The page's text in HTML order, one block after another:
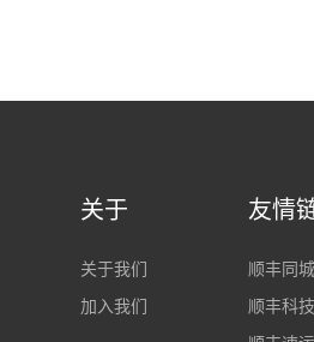
关于
关于我们
加入我们
友情
顺丰同
顺丰科技